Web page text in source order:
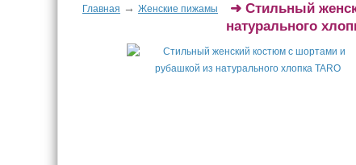
Главная → Женские пижамы ➜ Стильный
натурального